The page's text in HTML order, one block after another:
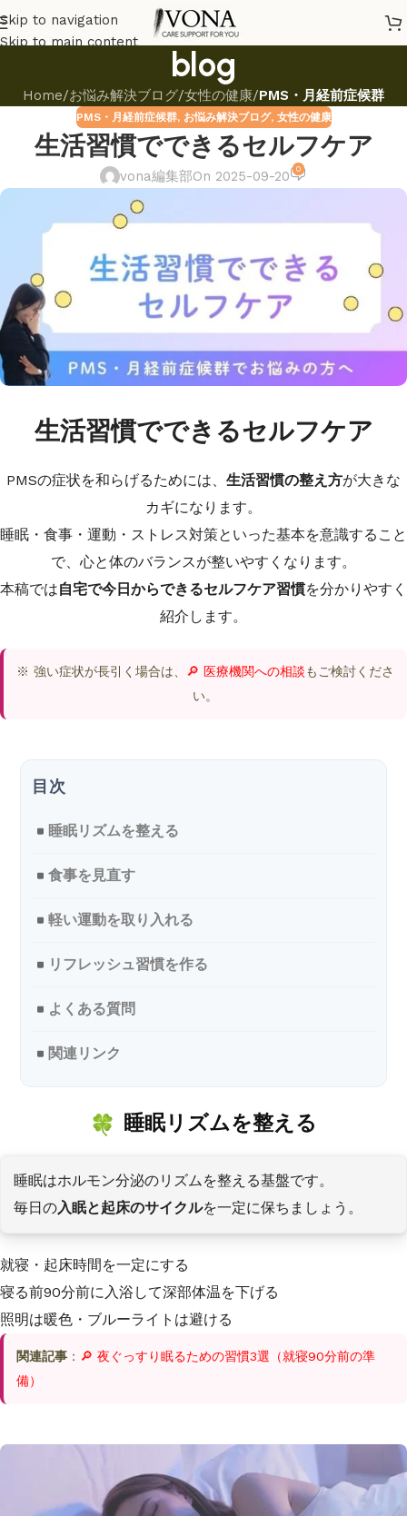
Skip to navigation
Skip to main content
blog
Home/お悩み解決ブログ/女性の健康/PMS・月経前症候群
PMS・月経前症候群, お悩み解決ブログ, 女性の健康
生活習慣でできるセルフケア
vona編集部On 2025-09-20 0
生活習慣でできるセルフケア
PMSの症状を和らげるためには、 生活習慣の整え方が大きな
カギになります。
睡眠・食事・運動・ストレス対策といった基本を意識すること
で、心と体のバランスが整いやすくなります。
本稿では自宅で今日からできるセルフケア習慣を分かりやすく
紹介します。
※ 強い症状が長引く場合は、 🔎 医療機関への相談もご検討くださ
い。
睡眠リズムを整える
食事を見直す
軽い運動を取り入れる
リフレッシュ習慣を作る
よくある質問
関連リンク
睡眠リズムを整える
睡眠はホルモン分泌のリズムを整える基盤です。
毎日の入眠と起床のサイクルを一定に保ちましょう。
就寝・起床時間を一定にする
寝る前90分前に入浴して深部体温を下げる
照明は暖色・ブルーライトは避ける
関連記事 ： 🔎 夜ぐっすり眠るための習慣3選（就寝90分前の準
備）